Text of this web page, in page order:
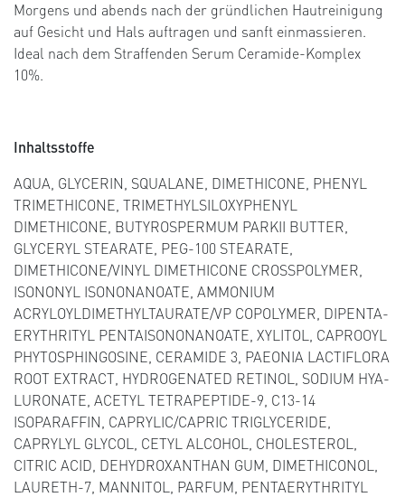
Morgens und abends nach der gründlichen Hautreinigung
auf Gesicht und Hals auftragen und sanft einmassieren.
Ideal nach dem Straffenden Serum Ceramide-Komplex
10%.
Inhaltsstoffe
AQUA, GLYCERIN, SQUALANE, DIMETHICONE, PHENYL
TRIMETHICONE, TRIMETHYLSILOXYPHENYL
DIMETHICONE, BUTYROSPERMUM PARKII BUTTER,
GLYCERYL STEARATE, PEG-100 STEARATE,
DIMETHICONE/VINYL DIMETHICONE CROSSPOLYMER,
ISONONYL ISONONANOATE, AMMONIUM
ACRYLOYLDIMETHYLTAURATE/VP COPOLYMER, DIPENTA­
ERYTHRITYL PENTAISONONANOATE, XYLITOL, CAPROOYL
PHYTOSPHINGOSINE, CERAMIDE 3, PAEONIA LACTIFLORA
ROOT EXTRACT, HYDROGENATED RETINOL, SODIUM HYA­
LURONATE, ACETYL TETRAPEPTIDE-9, C13-14
ISOPARAFFIN, CAPRYLIC/CAPRIC TRIGLYCERIDE,
CAPRYLYL GLYCOL, CETYL ALCOHOL, CHOLESTEROL,
CITRIC ACID, DEHYDROXANTHAN GUM, DIMETHICONOL,
LAURETH-7, MANNITOL, PARFUM, PENTAERYTHRITYL